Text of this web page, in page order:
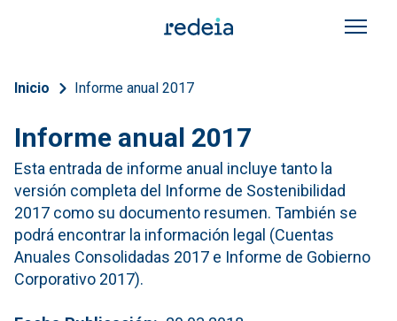
Sobrescribir enlaces de
Inicio Informe anual 2017
Informe anual 2017
Esta entrada de informe anual incluye tanto la
versión completa del Informe de Sostenibilidad
2017 como su documento resumen. También se
podrá encontrar la información legal (Cuentas
Anuales Consolidadas 2017 e Informe de Gobierno
Corporativo 2017).